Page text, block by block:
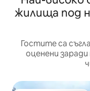
жилища под
Гостите са
оценени